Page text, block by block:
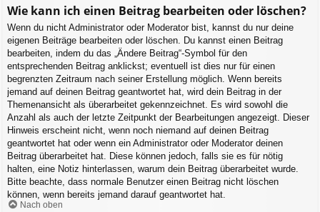
Wie kann ich einen Beitrag bearbeiten oder löschen?
Wenn du nicht Administrator oder Moderator bist, kannst du nur deine
eigenen Beiträge bearbeiten oder löschen. Du kannst einen Beitrag
bearbeiten, indem du das „Ändere Beitrag“-Symbol für den
entsprechenden Beitrag anklickst; eventuell ist dies nur für einen
begrenzten Zeitraum nach seiner Erstellung möglich. Wenn bereits
jemand auf deinen Beitrag geantwortet hat, wird dein Beitrag in der
Themenansicht als überarbeitet gekennzeichnet. Es wird sowohl die
Anzahl als auch der letzte Zeitpunkt der Bearbeitungen angezeigt. Dieser
Hinweis erscheint nicht, wenn noch niemand auf deinen Beitrag
geantwortet hat oder wenn ein Administrator oder Moderator deinen
Beitrag überarbeitet hat. Diese können jedoch, falls sie es für nötig
halten, eine Notiz hinterlassen, warum dein Beitrag überarbeitet wurde.
Bitte beachte, dass normale Benutzer einen Beitrag nicht löschen
können, wenn bereits jemand darauf geantwortet hat.
Nach oben